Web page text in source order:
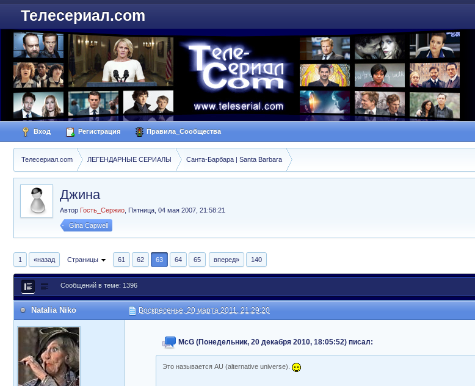
Телесериал.com
Вход Регистрация Правила_Сообщества
Телесериал.com ЛЕГЕНДАРНЫЕ СЕРИАЛЫ Санта-Барбара | Santa Barbara
Джина
Автор Гость_Сержио Пятница, 04 мая 2007, 21:58:21
Gina Capwell
1 «назад Страницы 61 62 63 64 65 вперед» 140
Сообщений в теме: 1396
Natalia Niko Воскресенье, 20 марта 2011, 21:29:20
McG (Понедельник, 20 декабря 2010, 18:05:52) писал:
Это называется AU (alternative universe).